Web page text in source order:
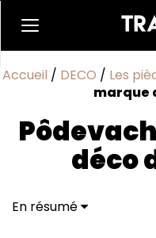
Accueil / DECO / Les
marque
déco
En résumé